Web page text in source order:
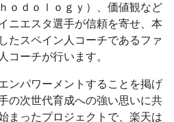
ｏｄｏｌｏｇｙ）、価値観など
ニエスタ選手が信頼を寄せ、本
たスペイン人コーチであるファ
コーチが行います。
ンパワーメントすることを掲げ
の次世代育成への強い思いに共
まったプロジェクトで、楽天は